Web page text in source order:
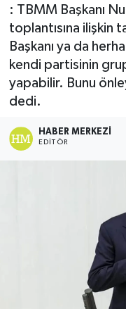
: TBMM Başkanı
toplantısına ilişkin
Başkanı ya da
kendi partisinin
yapabilir. Bunu
dedi.
HABER MERKEZI
EDITÖR
Dünya
Eğitim
Eleman
Son Dakika
Haber Arşivi